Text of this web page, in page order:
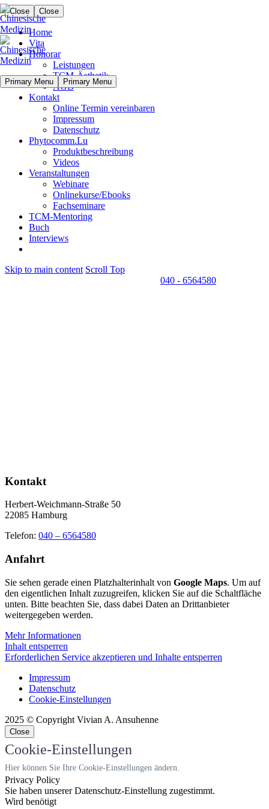
Close Close
Home
Vita
Honorar
Leistungen
TCM-Ästhetik
AGB
Kontakt
Online Termin vereinbaren
Impressum
Datenschutz
Phytocomm.Lu
Produktbeschreibung
Videos
Veranstaltungen
Webinare
Onlinekurse/Ebooks
Fachseminare
TCM-Mentoring
Buch
Interviews
Skip to main content Scroll Top
040 - 6564580
Primary Menu Primary Menu
Kontakt
Herbert-Weichmann-Straße 50
22085 Hamburg
Telefon: 040 – 6564580
Anfahrt
Sie sehen gerade einen Platzhalterinhalt von Google Maps. Um auf
den eigentlichen Inhalt zuzugreifen, klicken Sie auf die Schaltfläche
unten. Bitte beachten Sie, dass dabei Daten an Drittanbieter
weitergegeben werden.
Mehr Informationen
Inhalt entsperren
Erforderlichen Service akzeptieren und Inhalte entsperren
Impressum
Datenschutz
Cookie-Einstellungen
2025 © Copyright Vivian A. Ansuhenne
Close
Cookie-Einstellungen
Hier können Sie Ihre Cookie-Einstellungen ändern.
Privacy Policy
Sie haben unserer Datenschutz-Einstellung zugestimmt.
Wird benötigt